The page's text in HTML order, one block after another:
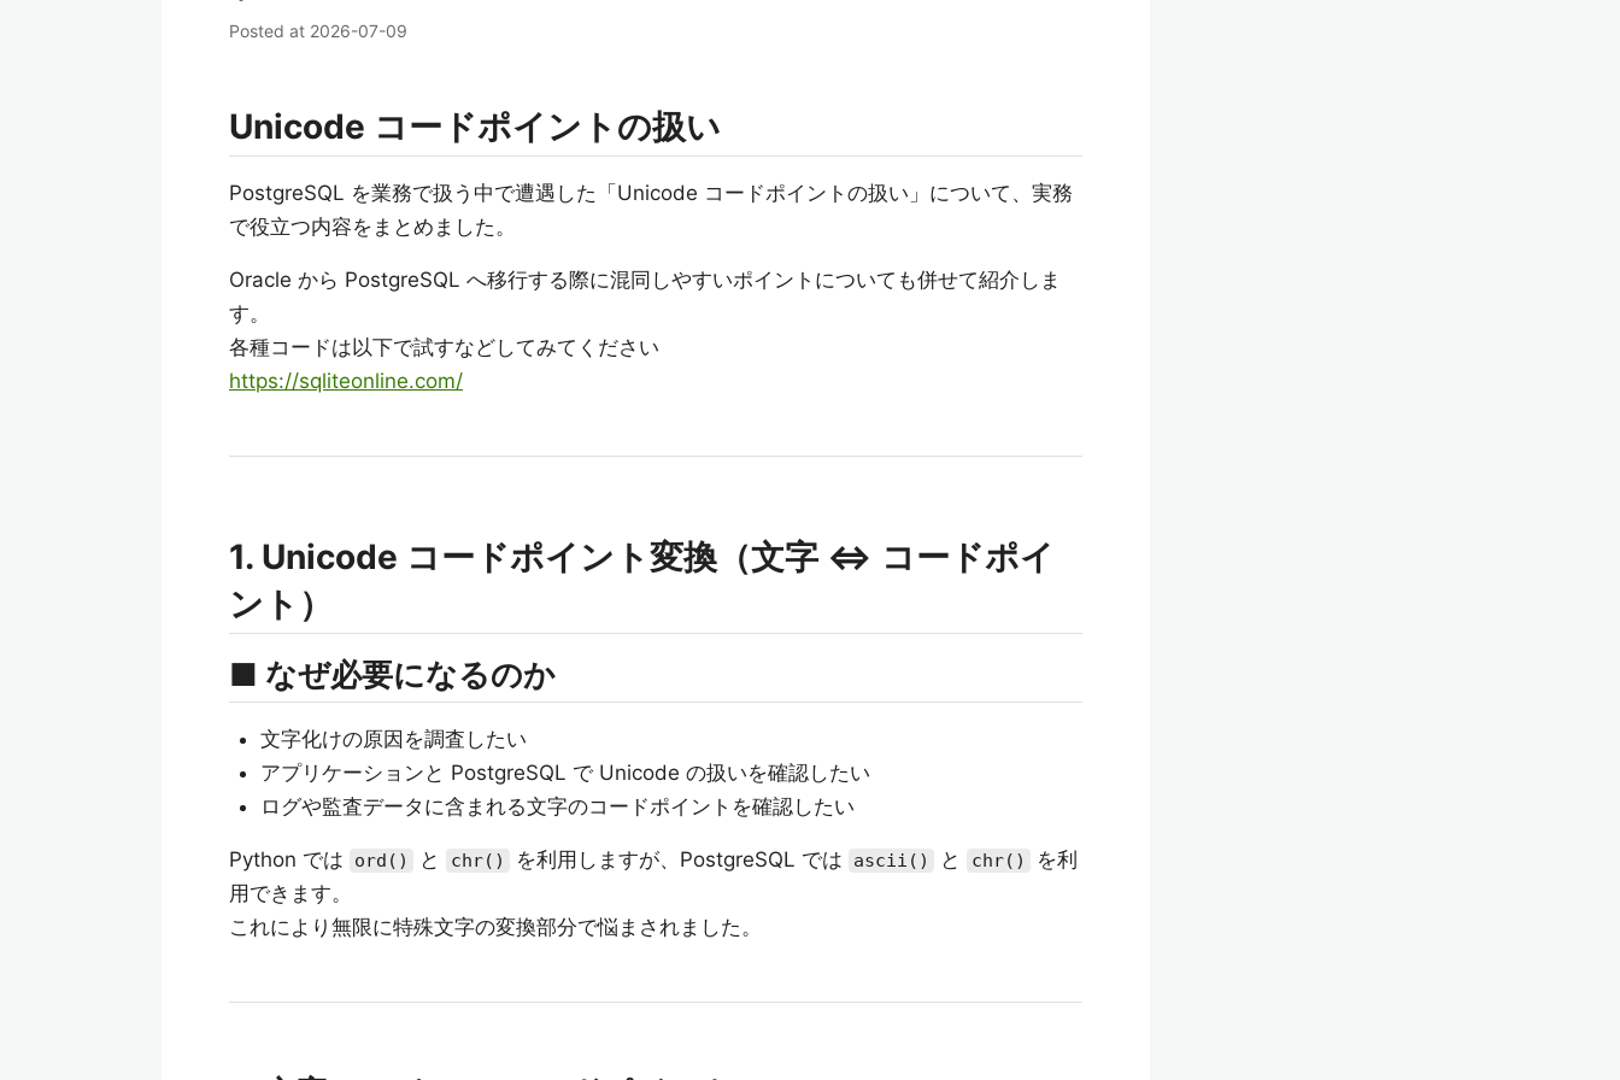
Posted at 2026-07-09
Unicode コードポイントの扱い
PostgreSQL を業務で扱う中で遭遇した「Unicode コードポイントの扱い」について、実務
で役立つ内容をまとめました。
Oracle から PostgreSQL へ移行する際に混同しやすいポイントについても併せて紹介しま
す。
各種コードは以下で試すなどしてみてください
https://sqliteonline.com/
1. Unicode コードポイント変換（文字 ⇔ コードポイ
ント）
■ なぜ必要になるのか
文字化けの原因を調査したい
アプリケーションと PostgreSQL で Unicode の扱いを確認したい
ログや監査データに含まれる文字のコードポイントを確認したい
Python では ord() と chr() を利用しますが、PostgreSQL では ascii() と chr()
を利
用できます。
これにより無限に特殊文字の変換部分で悩まされました。